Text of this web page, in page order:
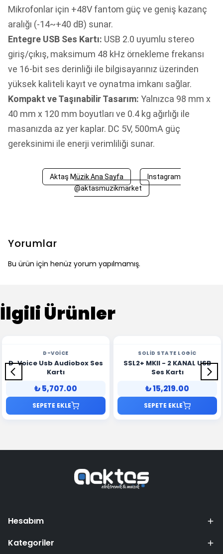
Mikrofonlar için +48V fantom güç ve geniş kazanç
aralığı (-14~+40 dB) sunar.
Entegre USB Ses Kartı: USB 2.0 uyumlu stereo
giriş/çıkış, maksimum 48 kHz örnekleme frekansı
ve 16-bit ses derinliği ile bilgisayarınız üzerinden
yüksek kaliteli kayıt ve oynatma imkanı sağlar.
Kompakt ve Taşınabilir Tasarım: Yalnızca 98 mm x
40 mm x 120 mm boyutları ve 0.4 kg ağırlığı ile
masanızda az yer kaplar. DC 5V, 500mA güç
gereksinimi ile enerji verimliliği sunar.
Aktaş Müzik Ana Sayfa
Instagram
@aktasmuzikmarket
Yorumlar
Bu ürün için henüz yorum yapılmamış.
İlgili Ürünler
D-VOICE
D-Voice Usb Audiobox Ses
Kartı
₺ 5,707.00
SEPETE EKLE
SOLID STATE LOGIC
SSL2+ MKII - 2 KANAL USB
Ses Kartı
₺ 15,219.00
SEPETE EKLE
Hesabım
Kategoriler